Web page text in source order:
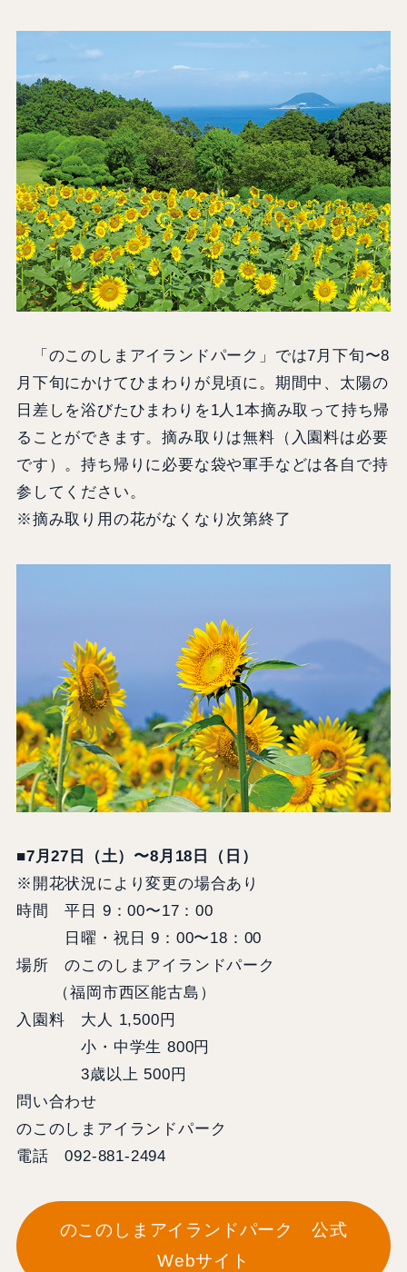
「のこのしまアイランドパーク」では7月下旬〜8
月下旬にかけてひまわりが見頃に。期間中、太陽の
日差しを浴びたひまわりを1人1本摘み取って持ち帰
ることができます。摘み取りは無料（入園料は必要
です）。持ち帰りに必要な袋や軍手などは各自で持
参してください。
※摘み取り用の花がなくなり次第終了
■7月27日（土）〜8月18日（日）
※開花状況により変更の場合あり
時間 平日 9：00〜17：00
日曜・祝日 9：00〜18：00
場所 のこのしまアイランドパーク
（福岡市西区能古島）
入園料 大人 1,500円
小・中学生 800円
3歳以上 500円
問い合わせ
のこのしまアイランドパーク
電話 092-881-2494
のこのしまアイランドパーク 公式
Webサイト